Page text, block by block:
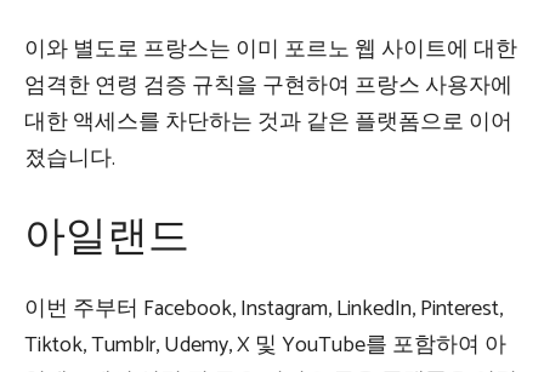
이와 별도로 프랑스는 이미 포르노 웹 사이트에 대한
엄격한 연령 검증 규칙을 구현하여 프랑스 사용자에
대한 액세스를 차단하는 것과 같은 플랫폼으로 이어
졌습니다.
아일랜드
이번 주부터 Facebook, Instagram, LinkedIn, Pinterest,
Tiktok, Tumblr, Udemy, X 및 YouTube를 포함하여 아